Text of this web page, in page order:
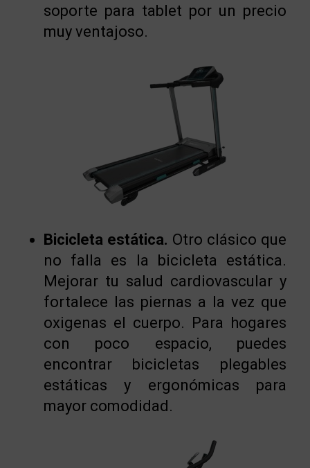
soporte para tablet por un precio
muy ventajoso.
Bicicleta estática. Otro clásico que
no falla es la bicicleta estática.
Mejorar tu salud cardiovascular y
fortalece las piernas a la vez que
oxigenas el cuerpo. Para hogares
con poco espacio, puedes
encontrar bicicletas plegables
estáticas y ergonómicas para
mayor comodidad.